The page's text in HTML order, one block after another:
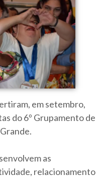
em setembro,
do 6º Grupamento de
as
relacionamento